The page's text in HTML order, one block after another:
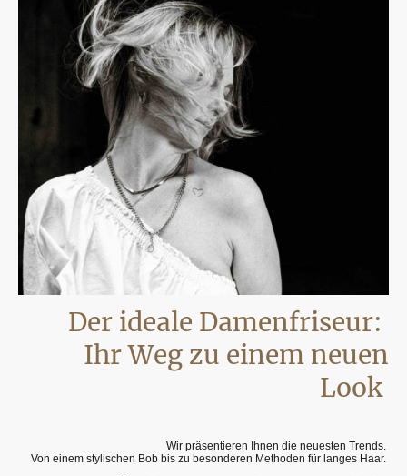
Der ideale Damenfriseur:
Ihr Weg zu einem neuen
Look
Wir präsentieren Ihnen die neuesten Trends.
Von einem stylischen Bob bis zu besonderen Methoden für langes Haar.